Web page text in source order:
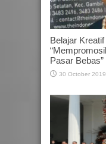
Belajar
Pasar Bebas”
30 October 2019